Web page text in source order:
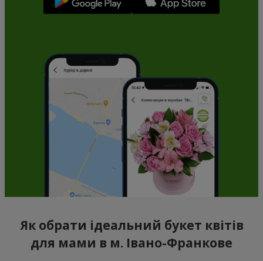
Як обрати ідеальний букет квітів
для мами в м. Івано-Франкове